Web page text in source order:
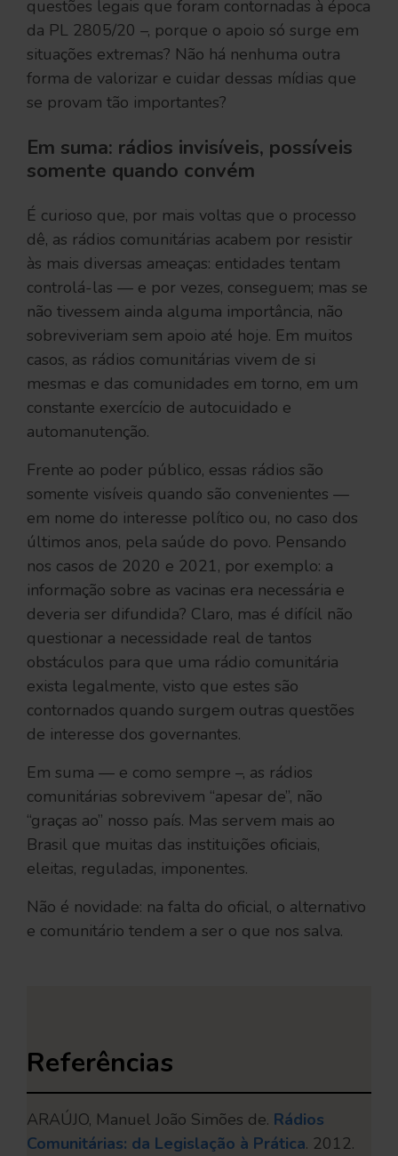
questões legais que foram contornadas à época
da PL 2805/20 –, porque o apoio só surge em
situações extremas? Não há nenhuma outra
forma de valorizar e cuidar dessas mídias que
se provam tão importantes?
Em suma: rádios invisíveis, possíveis
somente quando convém
É curioso que, por mais voltas que o processo
dê, as rádios comunitárias acabem por resistir
às mais diversas ameaças: entidades tentam
controlá-las — e por vezes, conseguem; mas se
não tivessem ainda alguma importância, não
sobreviveriam sem apoio até hoje. Em muitos
casos, as rádios comunitárias vivem de si
mesmas e das comunidades em torno, em um
constante exercício de autocuidado e
automanutenção.
Frente ao poder público, essas rádios são
somente visíveis quando são convenientes —
em nome do interesse político ou, no caso dos
últimos anos, pela saúde do povo. Pensando
nos casos de 2020 e 2021, por exemplo: a
informação sobre as vacinas era necessária e
deveria ser difundida? Claro, mas é difícil não
questionar a necessidade real de tantos
obstáculos para que uma rádio comunitária
exista legalmente, visto que estes são
contornados quando surgem outras questões
de interesse dos governantes.
Em suma — e como sempre –, as rádios
comunitárias sobrevivem “apesar de”, não
“graças ao” nosso país. Mas servem mais ao
Brasil que muitas das instituições oficiais,
eleitas, reguladas, imponentes.
Não é novidade: na falta do oficial, o alternativo
e comunitário tendem a ser o que nos salva.
Referências
ARAÚJO, Manuel João Simões de. Rádios
Comunitárias: da Legislação à Prática. 2012.